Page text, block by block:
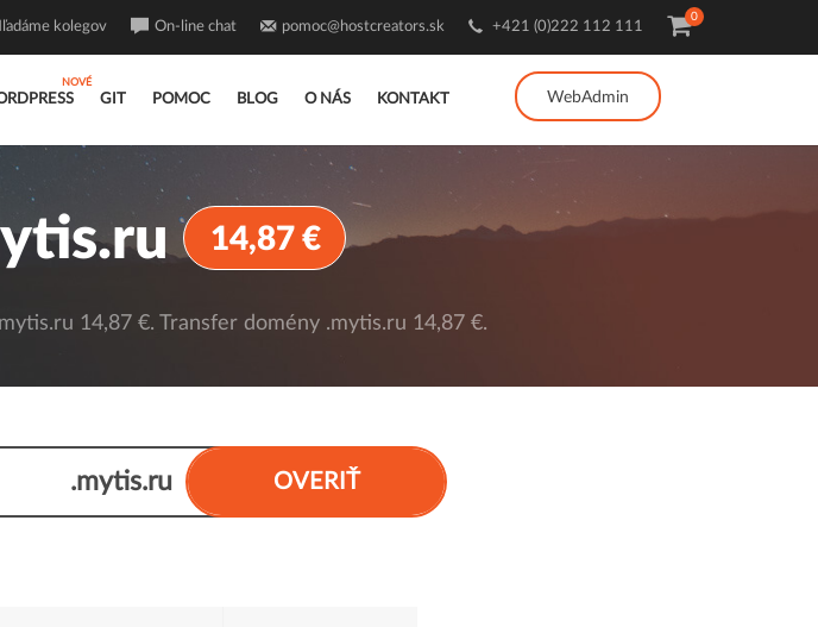
GIT POMOC BLOG O NÁS KONTAKT WebAdmin
kolegov On-line chat pomoc@hostcreators.sk +421 (0)222 112 111
0
14,87 €
14,87 €. Transfer domény .mytis.ru 14,87 €.
OVERIŤ
.mytis.ru